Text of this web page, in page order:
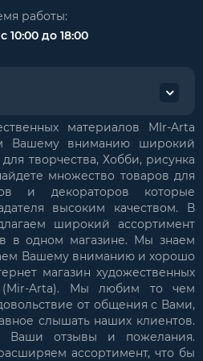
работы:
10:00 до 18:00
материалов MIr-Arta
Вашему вниманию широкий
творчества, Хобби, рисунка
множество товаров для
и декораторов которые
высоким качеством. В
широкий ассортимент
в одном магазине. Мы знаем
Вашему вниманию и хорошо
магазин художественных
(Mir-Arta). Мы любим то чем
от общения с Вами,
слышать наших клиентов.
Ваши отзывы и пожелания.
ассортимент, что бы